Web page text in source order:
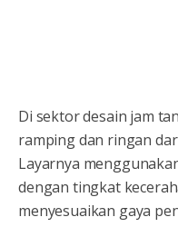
Di sektor desain jam
ramping dan ringan
Layarnya
dengan tingkat
menyesuaikan gaya